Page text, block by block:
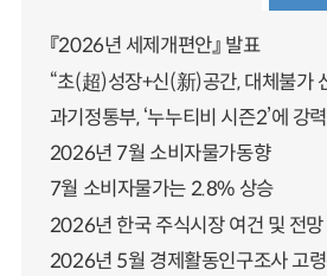
『2026년 세제개편안』 발표
“초(超)성장+신(新)공간, 대체불가
과기정통부, ‘누누티비 시즌2’에 강
2026년 7월 소비자물가동향
7월 소비자물가는 2.8% 상승
2026년 한국 주식시장 여건 및 전망
2026년 5월 경제활동인구조사 고